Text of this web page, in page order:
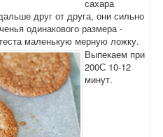
сахара
друг от друга, они сильно
одинакового размера -
маленькую мерную ложку.
Выпекаем при
200С 10-12
минут.